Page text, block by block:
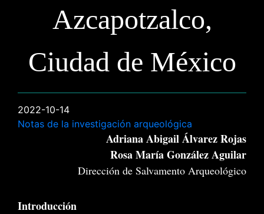
Azcapotzalco,
Ciudad de México
2022-10-14
Notas de la investigación arqueológica
Adriana Abigail Álvarez Rojas
Rosa María González Aguilar
Dirección de Salvamento Arqueológico
Introducción